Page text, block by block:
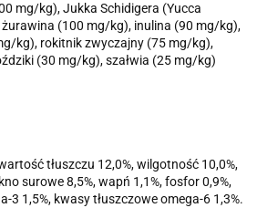
mg/kg), Jukka Schidigera (Yucca
(100 mg/kg), inulina (90 mg/kg),
kg), rokitnik zwyczajny (75 mg/kg),
(30 mg/kg), szałwia (25 mg/kg)
tłuszczu 12,0%, wilgotność 10,0%,
surowe 8,5%, wapń 1,1%, fosfor 0,9%,
3 1,5%, kwasy tłuszczowe omega-6 1,3%.